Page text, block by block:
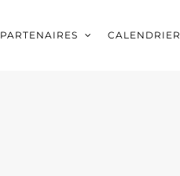
PARTENAIRES CALENDRIER